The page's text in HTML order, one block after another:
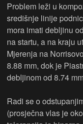
Problem leži u
središnje linije
mora imati debljinu
na startu, a na kraju
Mjerenja na
8.88 mm, dok je
debljinom od 8.74
Radi se o
(prosječna vlas je